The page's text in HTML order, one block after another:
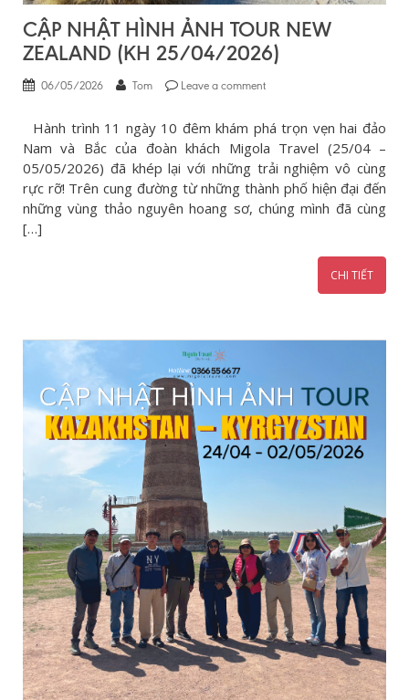
CẬP NHẬT HÌNH ẢNH TOUR NEW
ZEALAND (KH 25/04/2026)
06/05/2026 Tom Leave a comment
Hành trình 11 ngày 10 đêm khám phá trọn vẹn hai đảo
Nam và Bắc của đoàn khách Migola Travel (25/04 –
05/05/2026) đã khép lại với những trải nghiệm vô cùng
rực rỡ! Trên cung đường từ những thành phố hiện đại đến
những vùng thảo nguyên hoang sơ, chúng mình đã cùng
[…]
CHI TIẾT